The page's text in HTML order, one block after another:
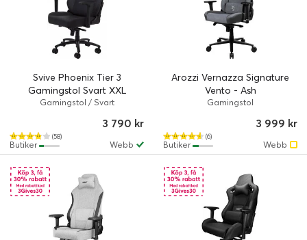
Svive Phoenix Tier 3
Gamingstol Svart XXL
Gamingstol / Svart
(58)
3 790 kr
Webb
Butiker
Arozzi Vernazza Signature
Vento - Ash
Gamingstol
(6)
3 999 kr
Webb
Butiker